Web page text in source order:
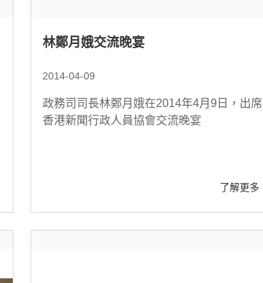
林鄭月娥交流晚宴
2014-04-09
政務司司長林鄭月娥在2014年4月9日，出席
香港新聞行政人員協會交流晚宴
了解更多